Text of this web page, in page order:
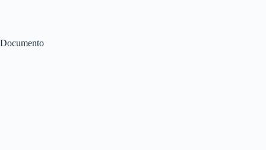
Documento